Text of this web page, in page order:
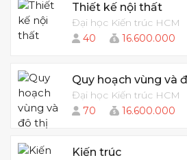
Thiết kế nội thất
Đại học Kiến trúc HCM
40
16.600.000
Quy hoạch vùng và
Đại học Kiến trúc HCM
70
16.600.000
Kiến trúc